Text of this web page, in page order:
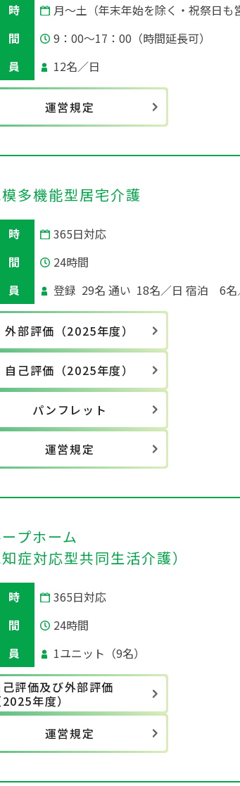
時
月～土（年末年始を除く・祝祭日も
間
9：00～17：00（時間延長可）
員
12名／日
運営規定
多機能型居宅介護
時
365日対応
間
24時間
員
登録 29名 通い 18名／日 宿泊 6名
外部評価（2025年度）
自己評価（2025年度）
パンフレット
運営規定
プホーム
知症対応型共同生活介護）
時
365日対応
間
24時間
員
1ユニット（9名）
己評価及び外部評価
2025年度）
運営規定